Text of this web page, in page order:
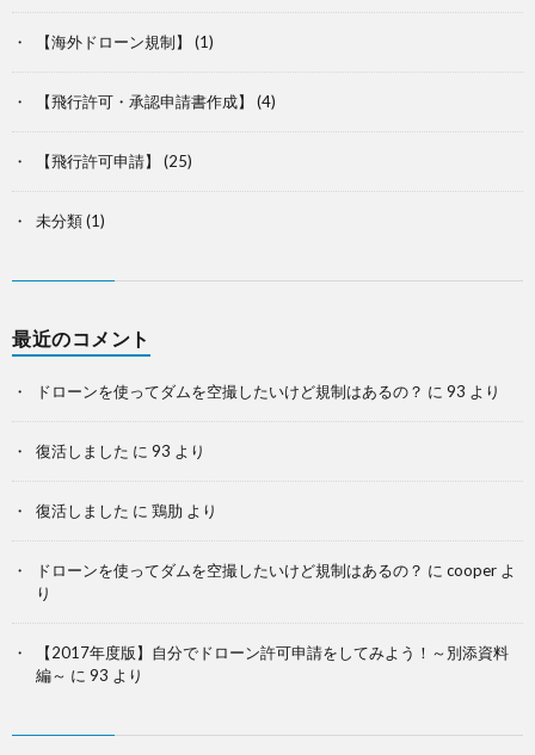
【海外ドローン規制】 (1)
【飛行許可・承認申請書作成】 (4)
【飛行許可申請】 (25)
未分類(1)
最近のコメント
ドローンを使ってダムを空撮したいけど規制はあるの？ に 93 より
復活しました に 93 より
復活しました に 鶏肋 より
ドローンを使ってダムを空撮したいけど規制はあるの？ に cooper よ
り
【2017年度版】自分でドローン許可申請をしてみよう！～別添資料
編～ に 93 より